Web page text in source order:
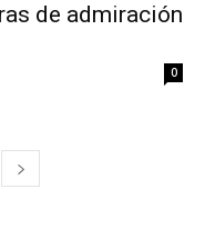
de admiración
0